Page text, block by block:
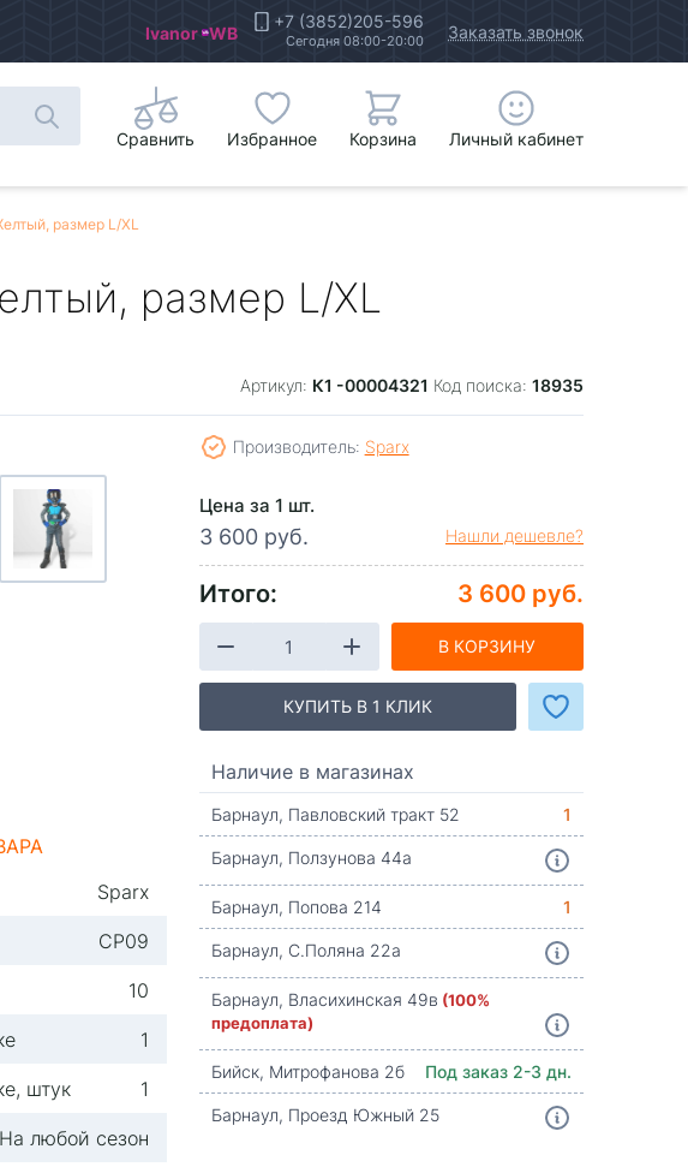
Ivanor WB +7 (3852)205-596
Сегодня 08:00-20:00 Заказать звонок
Сравнить Избранное Корзина Личный кабинет
размер L/XL
размер L/XL
Артикул: К1 -00004321 Код поиска: 18935
Sparx
СР09
10
1
штук
1
На любой сезон
Производитель: Sparx
Цена за 1 шт.
3 600 руб. Нашли дешевле?
Итого: 3 600 руб.
В КОРЗИНУ
КУПИТЬ В 1 КЛИК
Наличие в магазинах
Барнаул, Павловский тракт 52
1
Барнаул, Ползунова 44а
Барнаул, Попова 214
1
Барнаул, С.Поляна 22а
Барнаул, Власихинская 49в (100%
предоплата)
Бийск, Митрофанова 2б
Под заказ 2-3 дн.
Барнаул, Проезд Южный 25